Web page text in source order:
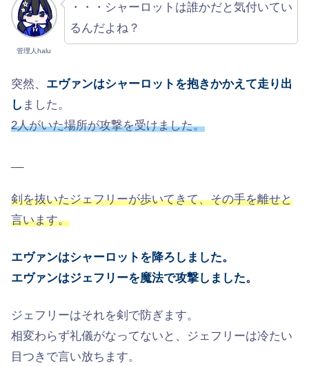
管理人halu
・・・シャーロットは誰かだと気付いてい
るんだよね？
突然、 エヴァンはシャーロットを抱きかかえて走り出
し ました。
2人がいた場所が攻撃を受けました。
剣を抜いたジェフリーが歩いてきて、その手を離せと
言います。
エヴァンはシャーロットを降ろしました。
エヴァンはジェフリーを魔法で攻撃しました。
ジェフリーはそれを剣で防ぎます。
相変わらず礼儀がなってないと、ジェフリーは冷たい
目つきで言い放ちます。